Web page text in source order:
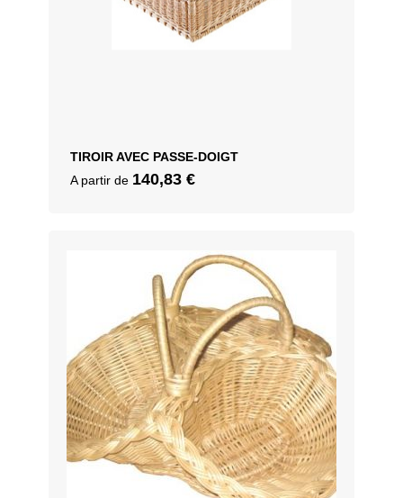
TIROIR AVEC PASSE-DOIGT
A partir de 140,83 €